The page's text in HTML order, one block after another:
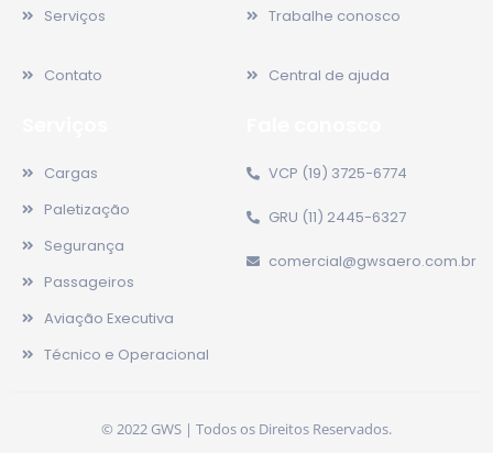
Serviços
Contato
Trabalhe conosco
Central de ajuda
Cargas
Paletização
Segurança
Passageiros
Aviação Executiva
Técnico e Operacional
VCP (19) 3725-6774
GRU (11) 2445-6327
comercial@gwsaero.com.br
© 2022 GWS | Todos os Direitos Reservados.